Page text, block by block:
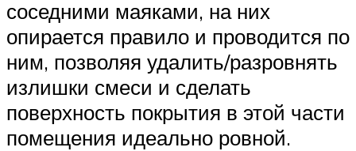
соседними маяками, на них
опирается правило и проводится по
ним, позволяя удалить/разровнять
излишки смеси и сделать
поверхность покрытия в этой части
помещения идеально ровной.